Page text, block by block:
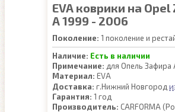
EVA коврики на
A 1999 - 2006
Поколение: 1 поколение и
Наличие: Есть в наличии
Примечание: для Опель Зафира
Материал: EVA
Доставка: г.Нижний Новгород
Гарантия: 1 год
Производитель: CARFORMA